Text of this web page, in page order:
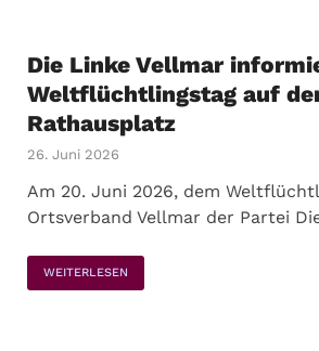
Die Linke Vellmar
Weltflüchtlingstag auf
Rathausplatz
26. Juni 2026
Am 20. Juni 2026, dem
Ortsverband Vellmar der Partei
WEITERLESEN